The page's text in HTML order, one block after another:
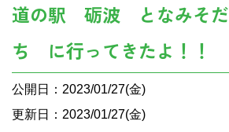
道の駅 砺波 となみそだ
ち に行ってきたよ！！
公開日：2023/01/27(金)
更新日：2023/01/27(金)